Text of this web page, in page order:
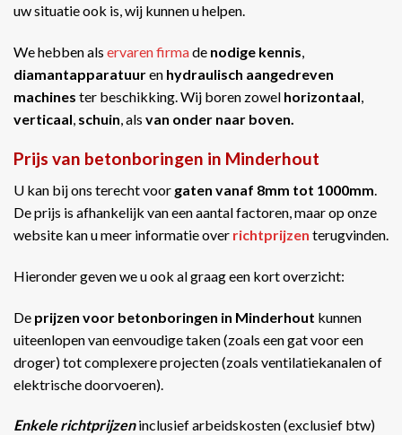
uw situatie ook is, wij kunnen u helpen.
We hebben als ervaren firmade nodige kennis
diamantapparatuuren hydraulisch aangedreven
machines ter beschikking. Wij boren zowel horizontaal
verticaal schuin , als van onder naar boven.
Prijs van betonboringen in Minderhout
U kan bij ons terecht voor gaten vanaf 8mm tot 1000mm.
De prijs is afhankelijk van een aantal factoren, maar op onze
website kan u meer informatie over richtprijzen terugvinden.
Hieronder geven we u ook al graag een kort overzicht:
De prijzen voor betonboringen in Minderhout kunnen
uiteenlopen van eenvoudige taken (zoals een gat voor een
droger) tot complexere projecten (zoals ventilatiekanalen of
elektrische doorvoeren).
Enkele richtprijzeninclusief arbeidskosten (exclusief btw)